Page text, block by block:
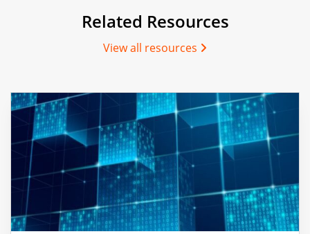
Related Resources
View all resources